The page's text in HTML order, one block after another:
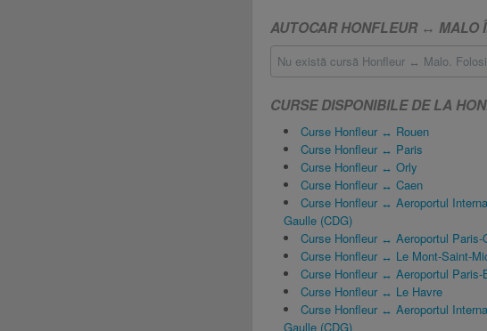
AUTOCAR HONFLEUR ↔ MALO
Nu există cursă Honfleur ↔ Malo.
CURSE DISPONIBILE DE LA
Curse Honfleur ↔ Rouen
Curse Honfleur ↔ Paris
Curse Honfleur ↔ Orly
Curse Honfleur ↔ Caen
Curse Honfleur ↔ Aeroportul
Gaulle (CDG)
Curse Honfleur ↔ Aeroportul Paris-
Curse Honfleur ↔ Le Mont-Saint-
Curse Honfleur ↔ Aeroportul Paris-
Curse Honfleur ↔ Le Havre
Curse Honfleur ↔ Aeroportul
Gaulle (CDG)